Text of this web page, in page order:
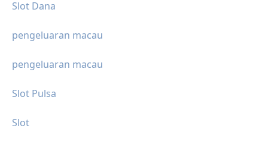
Slot Dana
pengeluaran macau
pengeluaran macau
Slot Pulsa
Slot